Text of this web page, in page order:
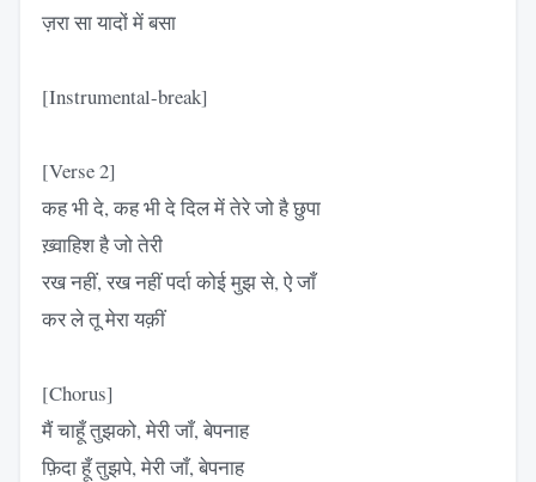
ज़रा सा यादों में बसा
[Instrumental-break]
[Verse 2]
कह भी दे, कह भी दे दिल में तेरे जो है छुपा
ख़्वाहिश है जो तेरी
रख नहीं, रख नहीं पर्दा कोई मुझ से, ऐ जाँ
कर ले तू मेरा यक़ीं
[Chorus]
मैं चाहूँ तुझको, मेरी जाँ, बेपनाह
फ़िदा हूँ तुझपे, मेरी जाँ, बेपनाह